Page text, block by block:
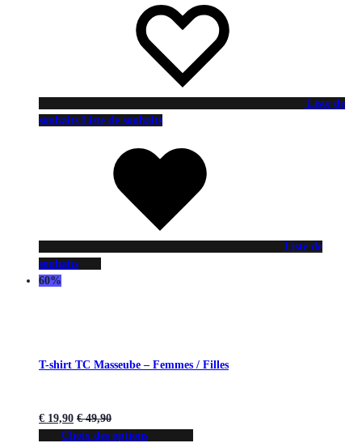
Liste de
souhaits Liste de souhaits
Liste de
souhaits
60%
T-shirt TC Masseube – Femmes / Filles
€ 19,90 €49,90
Choix des options